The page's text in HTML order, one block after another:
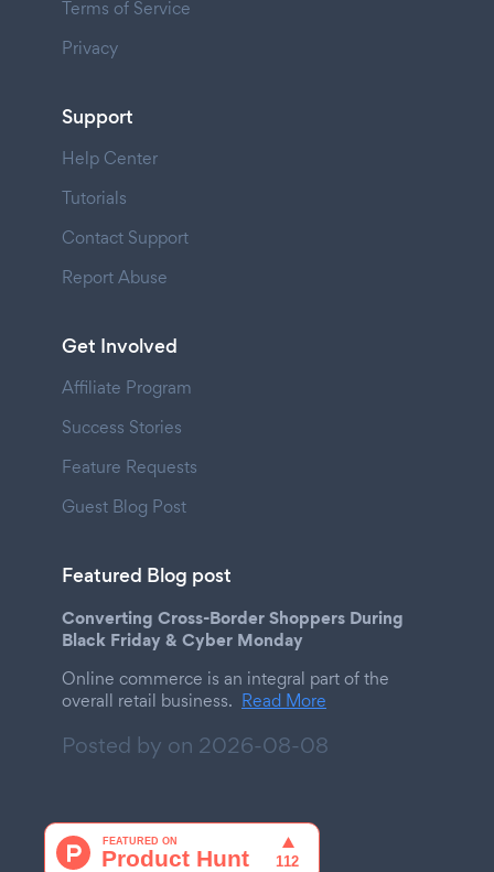
Terms of Service
Privacy
Support
Help Center
Tutorials
Contact Support
Report Abuse
Get Involved
Affiliate Program
Success Stories
Feature Requests
Guest Blog Post
Featured Blog post
Converting Cross-Border Shoppers During
Black Friday & Cyber Monday
Online commerce is an integral part of the
overall retail business. Read More
Posted by on 2026-08-08